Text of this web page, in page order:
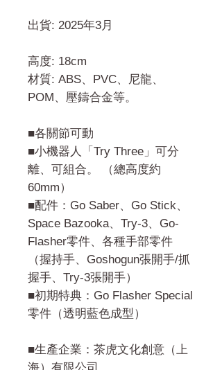
出貨: 2025年3月
高度: 18cm
材質: ABS、PVC、尼龍、
POM、壓鑄合金等。
■各關節可動
■小機器人「Try Three」可分
離、可組合。 （總高度約
60mm）
■配件：Go Saber、Go Stick、
Space Bazooka、Try-3、Go-
Flasher零件、各種手部零件
（握持手、Goshogun張開手/抓
握手、Try-3張開手）
■初期特典：Go Flasher Special
零件（透明藍色成型）
■生產企業：茶虎文化創意（上